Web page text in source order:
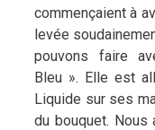
commençaient à
levée
pouvons faire
Bleu ». Elle est
Liquide sur ses
du bouquet.